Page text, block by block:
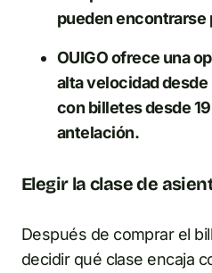
pueden encontrarse
OUIGO ofrece una
alta velocidad desde
con billetes desde
antelación.
Elegir la clase de
Después de comprar el
decidir qué clase encaja